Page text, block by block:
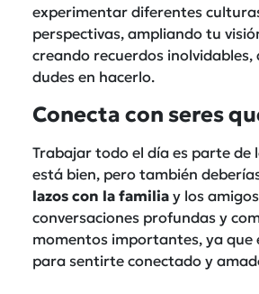
experimentar diferentes
perspectivas, ampliando tu
creando recuerdos inolvidables,
dudes en hacerlo.
Conecta con seres
Trabajar todo el día es parte de
está bien, pero también
lazos con la familia y los
conversaciones profundas y
momentos importantes, ya que
para sentirte conectado y